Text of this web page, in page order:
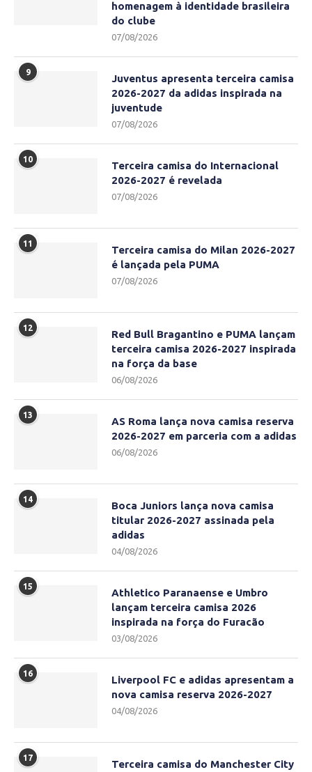
homenagem à identidade brasileira
do clube
07/08/2026
9
Juventus apresenta terceira camisa
2026-2027 da adidas inspirada na
juventude
07/08/2026
10
Terceira camisa do Internacional
2026-2027 é revelada
07/08/2026
11
Terceira camisa do Milan 2026-2027
é lançada pela PUMA
07/08/2026
12
Red Bull Bragantino e PUMA lançam
terceira camisa 2026-2027 inspirada
na força da base
06/08/2026
13
AS Roma lança nova camisa reserva
2026-2027 em parceria com a adidas
06/08/2026
14
Boca Juniors lança nova camisa
titular 2026-2027 assinada pela
adidas
04/08/2026
15
Athletico Paranaense e Umbro
lançam terceira camisa 2026
inspirada na força do Furacão
03/08/2026
16
Liverpool FC e adidas apresentam a
nova camisa reserva 2026-2027
04/08/2026
17
Terceira camisa do Manchester City